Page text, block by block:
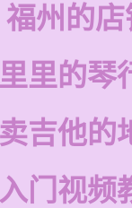
州的店
里的琴
吉他的
门视频